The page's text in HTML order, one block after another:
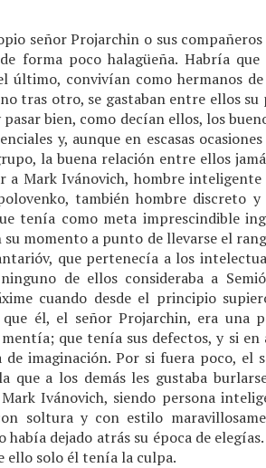
señor Projarchin o sus compañeros
forma poco halagüeña. Habría
último, convivían como hermanos
tras otro, se gastaban entre ellos su
bien, como decían ellos, los
y, aunque en escasas
la buena relación entre ellos
a Mark Ivánovich, hombre
también hombre discreto y
tenía como meta imprescindible
momento a punto de llevarse el
que pertenecía a los
de ellos consideraba a
cuando desde el principio
él, el señor Projarchin, era una
que tenía sus defectos, y si
imaginación. Por si fuera poco, el
a los demás les gustaba
Ivánovich, siendo persona
soltura y con estilo
dejado atrás su época de elegías.
ello solo él tenía la culpa.